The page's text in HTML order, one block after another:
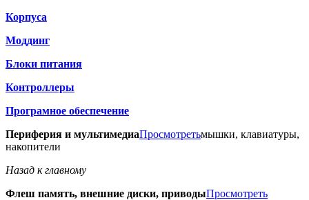
Корпуса
Моддинг
Блоки питания
Контроллеры
Програмное обеспечение
Периферия и мультимедиаПросмотретьмышки, клавиатуры,
накопители
Назад к главному
Флеш память, внешние диски, приводыПросмотреть